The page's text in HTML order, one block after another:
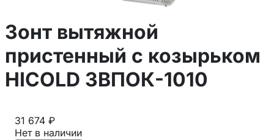
Зонт вытяжной
пристенный с козырьком
HICOLD ЗВПОК-1010
31 674 ₽
Нет в наличии